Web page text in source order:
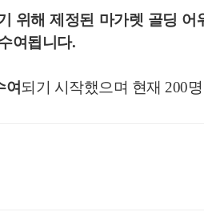
위해 제정된 마가렛 골딩
여됩니다.
여되기 시작했으며 현재 200